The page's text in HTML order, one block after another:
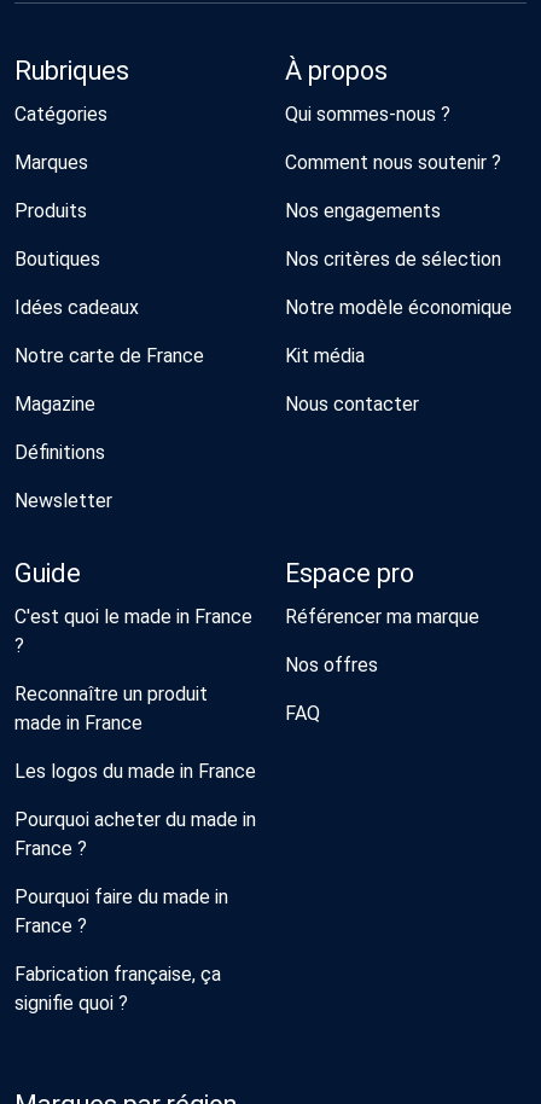
Rubriques
Catégories
Marques
Produits
Boutiques
Idées cadeaux
Notre carte de France
Magazine
Définitions
Newsletter
À propos
Qui sommes-nous ?
Comment nous soutenir ?
Nos engagements
Nos critères de sélection
Notre modèle économique
Kit média
Nous contacter
Guide
C'est quoi le made in France
?
Reconnaître un produit
made in France
Les logos du made in France
Pourquoi acheter du made in
France ?
Pourquoi faire du made in
France ?
Fabrication française, ça
signifie quoi ?
Espace pro
Référencer ma marque
Nos offres
FAQ